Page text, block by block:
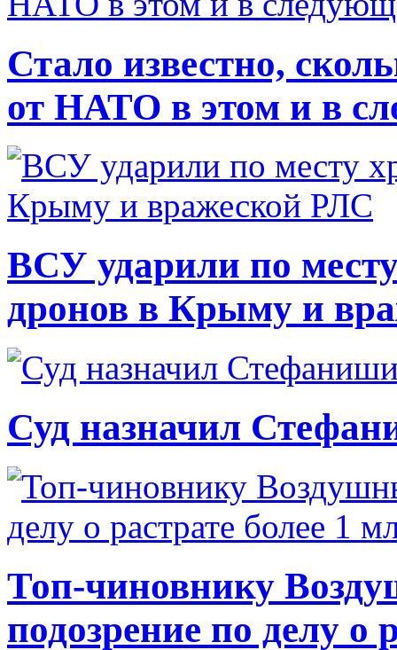
Стало известно,
от НАТО в этом и в
ВСУ ударили по
дронов в Крыму и
Суд назначил
Топ-чиновнику
подозрение по делу о